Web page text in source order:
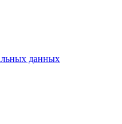
данных